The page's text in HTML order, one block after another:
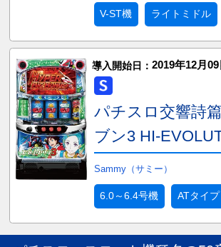
V-ST機 ライトミドル
導入開始日： 2019年12月09
パチスロ交響詩
ブン3 HI-
Sammy（サミー）
6.0～6.4号機 ATタイプ